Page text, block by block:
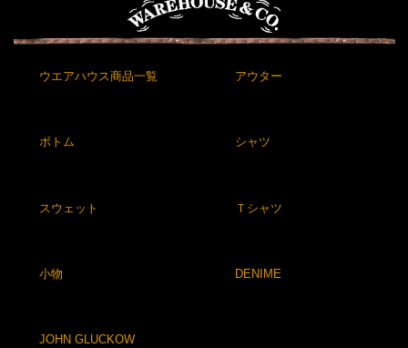
ウエアハウス商品一覧 アウター
ボトム シャツ
スウェット Ｔシャツ
小物 DENIME
JOHN GLUCKOW